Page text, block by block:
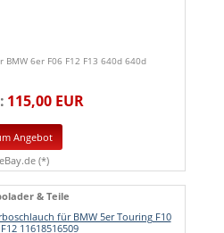
6er F06 F12 F13 640d 640d
115,00 EUR
Angebot
eBay.de (*)
& Teile